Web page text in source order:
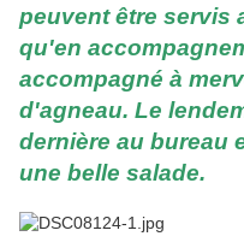
peuventêtre servis
qu'en
accompagné à
d'agneau. Le
dernière au bureau
une belle salade.